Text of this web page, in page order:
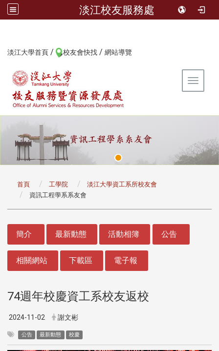
淡江校友服務處
淡江大學首頁 / 校友會快找 / 網站導覽
Toggle
首頁 工學院
淡江大學資工系所校友會
資訊工程學系系友會
簡介 最新動態 活動相簿 公告
相關網站 下載區 電子報
74週年校慶資工系校友返校
2024-11-02 謝文彬
公告 最新動態 校慶